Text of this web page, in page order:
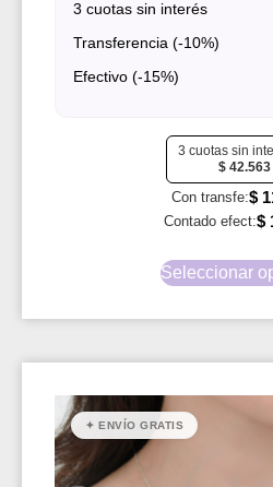
3 cuotas sin interés
Transferencia (-10%)
Efectivo (-15%)
3 cuotas sin
$ 42.563
Con transfe:$
Contado efect:$
Seleccionar
✦ ENVÍO GRATIS